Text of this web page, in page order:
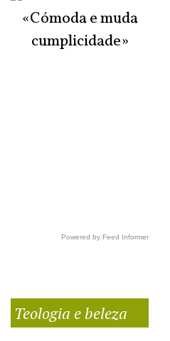
«Cómoda e muda
cumplicidade»
Powered by Feed Informer
Teologia e beleza